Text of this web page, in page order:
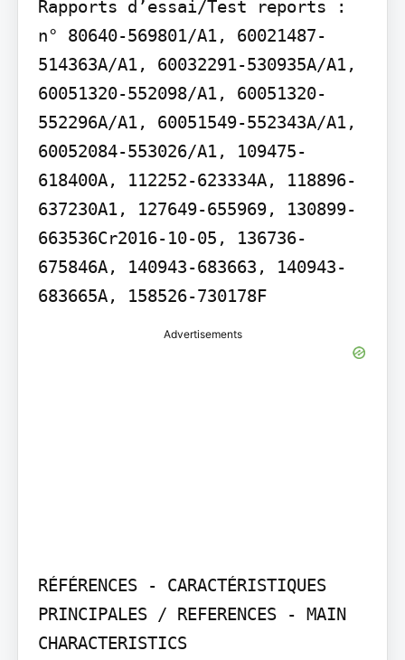
Rapports d’essai/Test reports :
n° 80640-569801/A1, 60021487-
514363A/A1, 60032291-530935A/A1,
60051320-552098/A1, 60051320-
552296A/A1, 60051549-552343A/A1,
60052084-553026/A1, 109475-
618400A, 112252-623334A, 118896-
637230A1, 127649-655969, 130899-
663536Cr2016-10-05, 136736-
675846A, 140943-683663, 140943-
683665A, 158526-730178F
Advertisements
RÉFÉRENCES - CARACTÉRISTIQUES
PRINCIPALES / REFERENCES - MAIN
CHARACTERISTICS